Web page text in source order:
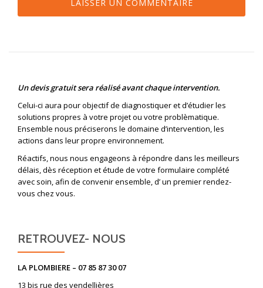
Un devis gratuit sera réalisé avant chaque intervention.
Celui-ci aura pour objectif de diagnostiquer et d’étudier les
solutions propres à votre projet ou votre problèmatique.
Ensemble nous préciserons le domaine d’intervention, les
actions dans leur propre environnement.
Réactifs, nous nous engageons à répondre dans les meilleurs
délais, dès réception et étude de votre formulaire complété
avec soin, afin de convenir ensemble, d’ un premier rendez-
vous chez vous.
RETROUVEZ- NOUS
LA PLOMBIERE – 07 85 87 30 07
13 bis rue des vendellières